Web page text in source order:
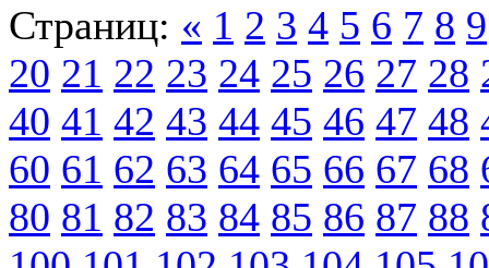
Страниц: « 1 2 3 4 5 6 7 8 9
20 21 22 23 24 25 26 27 28
40 41 42 43 44 45 46 47 48
60 61 62 63 64 65 66 67 68
80 81 82 83 84 85 86 87 88